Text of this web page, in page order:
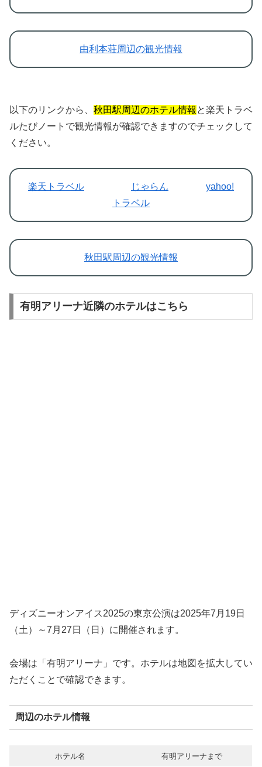
由利本荘周辺の観光情報
以下のリンクから、 秋田駅周辺のホテル情報 と楽天トラベ
ルたびノートで観光情報が確認できますのでチェックして
ください。
楽天トラベル じゃらん
yahoo!
トラベル
秋田駅周辺の観光情報
有明アリーナ近隣のホテルはこちら
ディズニーオンアイス2025の東京公演は2025年7月19日
（土）～7月27日（日）に開催されます。
会場は「有明アリーナ」です。ホテルは地図を拡大してい
ただくことで確認できます。
周辺のホテル情報
ホテル名 有明アリーナまで